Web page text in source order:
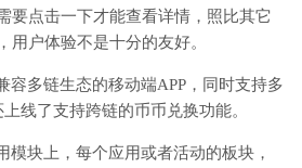
要点击一下才能查看详情，照比其它
用户体验不是十分的友好。
容多链生态的移动端APP，同时支持多
线了支持跨链的币币兑换功能。
模块上，每个应用或者活动的板块，